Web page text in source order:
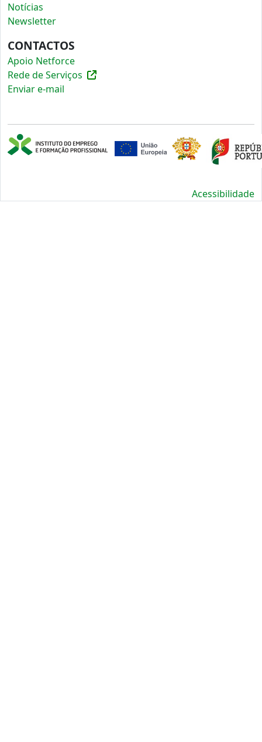
Notícias
Newsletter
CONTACTOS
Apoio Netforce
Rede de Serviços
Enviar e-mail
Acessibilidade